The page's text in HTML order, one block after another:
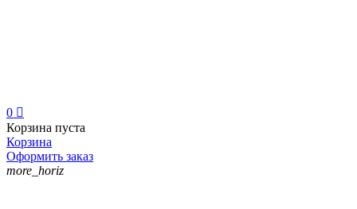
0 
Корзина пуста
Корзина
Оформить заказ
more_horiz